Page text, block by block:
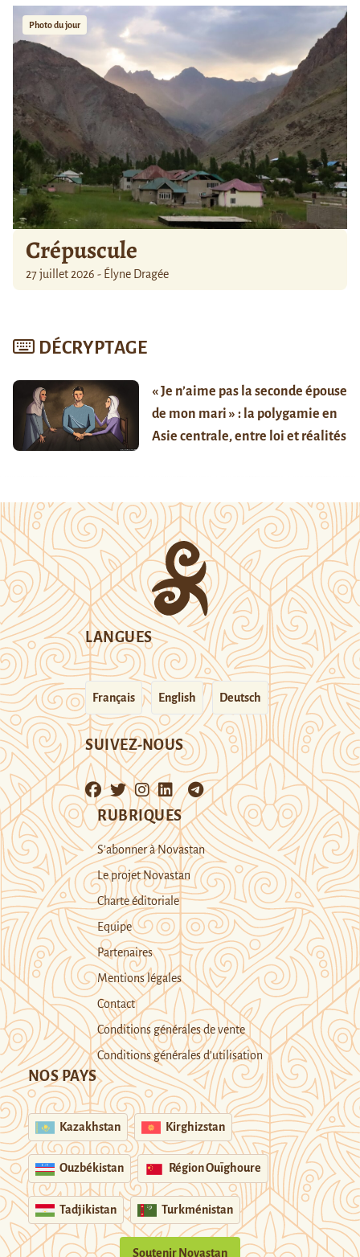
Photo du jour
Crépuscule
27 juillet 2026 - Élyne Dragée
DÉCRYPTAGE
« Je n’aime pas la seconde épouse
de mon mari » : la polygamie en
Asie centrale, entre loi et réalités
LANGUES
Français English Deutsch
SUIVEZ-NOUS
RUBRIQUES
S’abonner à Novastan
Le projet Novastan
Charte éditoriale
Equipe
Partenaires
Mentions légales
Contact
Conditions générales de vente
Conditions générales d’utilisation
NOS PAYS
Kazakhstan Kirghizstan
Ouzbékistan Région Ouïghoure
Tadjikistan Turkménistan
Soutenir Novastan